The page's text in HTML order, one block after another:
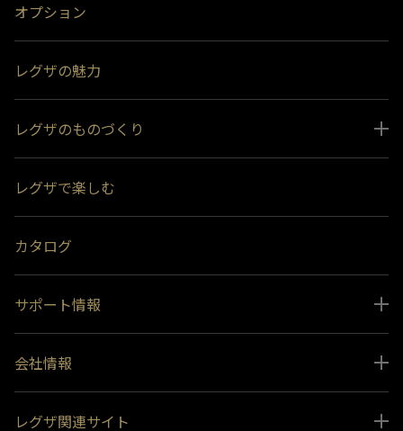
オプション
レグザの魅力
レグザのものづくり
受賞履歴
おすすめ番組
レグザで楽しむ
カタログ
サポート情報
インフォメーション 一覧
よくあるご質問 (FAQ）
会社情報
レグザ関連サイト